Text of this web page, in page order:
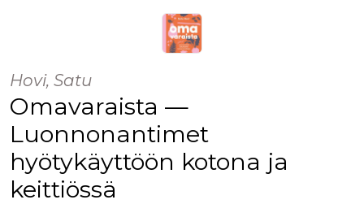
Hovi, Satu
Omavaraista —
Luonnonantimet
hyötykäyttöön kotona ja
keittiössä